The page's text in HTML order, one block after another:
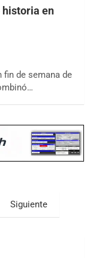
historia en
fin de semana de
Siguiente